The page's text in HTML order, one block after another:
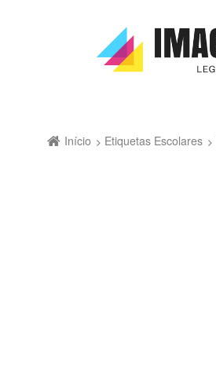
Início Etiquetas Escolares